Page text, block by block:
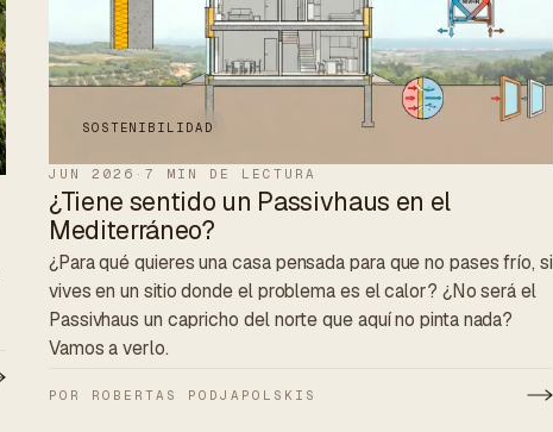
SOSTENIBILIDAD
JUN 2026 · 7 MIN DE LECTURA
¿Tiene sentido un Passivhaus en el
Mediterráneo?
¿Para qué quieres una casa pensada para que no pases frío, si
vives en un sitio donde el problema es el calor? ¿No será el
Passivhaus un capricho del norte que aquí no pinta nada?
Vamos a verlo.
POR ROBERTAS PODJAPOLSKIS